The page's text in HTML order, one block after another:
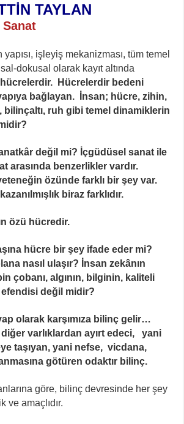
TAYLAN
işleyiş mekanizması, tüm temel
dokusal olarak kayıt altında
hücrelerdir. Hücrelerdir bedeni
bağlayan. İnsan; hücre, zihin,
bilinçaltı, ruh gibi temel dinamiklerin
değil mi? İçgüdüsel sanat ile
arasında benzerlikler vardır.
özünde farklı bir şey var.
biraz farklıdır.
özü hücredir.
hücre bir şey ifade eder mi?
nasıl ulaşır? İnsan zekânın
çobanı, algının, bilginin, kaliteli
efendisi değil midir?
olarak karşımıza bilinç gelir…
diğer varlıklardan ayırt edeci, yani
taşıyan, yani nefse, vicdana,
götüren odaktır bilinç.
göre, bilinç devresinde her şey
ve amaçlıdır.